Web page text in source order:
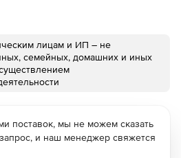
лицам и ИП – не
семейных, домашних и иных
поставок, мы не можем сказать
и наш менеджер свяжется